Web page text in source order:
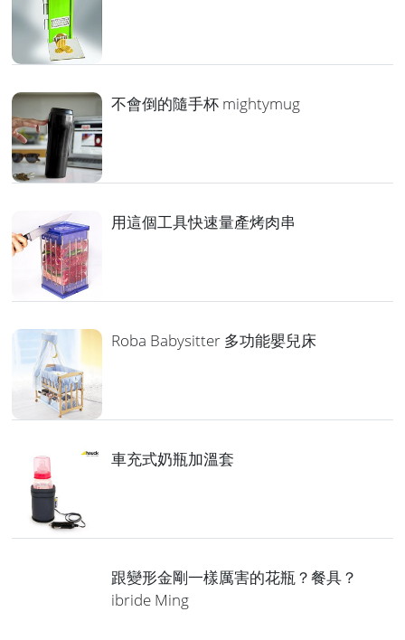
不會倒的隨手杯 mightymug
用這個工具快速量產烤肉串
Roba Babysitter 多功能嬰兒床
車充式奶瓶加溫套
跟變形金剛一樣厲害的花瓶？餐具？
ibride Ming